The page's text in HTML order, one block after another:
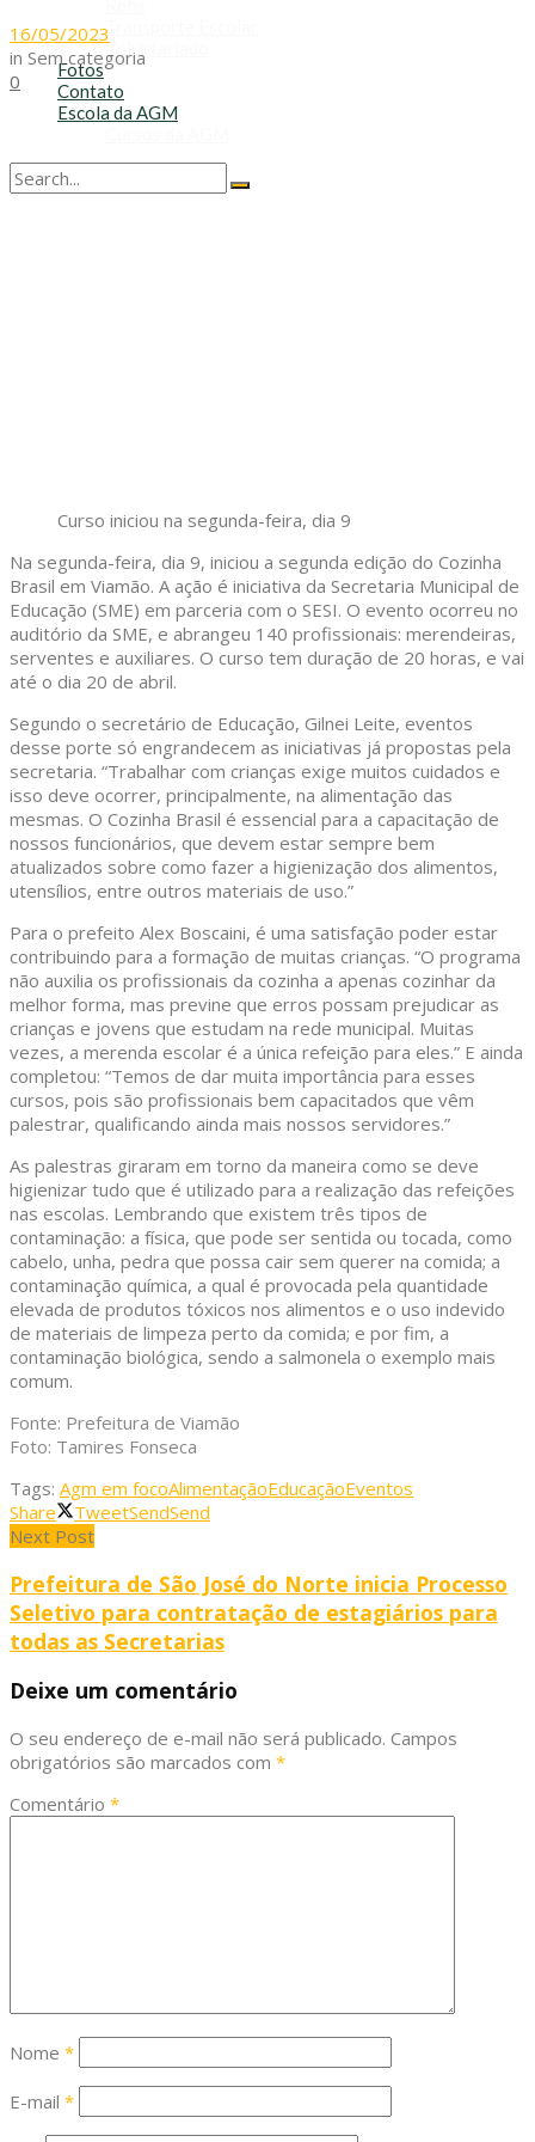
Transporte Escolar
Voluntariado
Fotos
Contato
Escola da AGM
16/05/2023
in Sem categoria
0
Curso iniciou na segunda-feira, dia 9
Na segunda-feira, dia 9, iniciou a segunda edição do Cozinha
Brasil em Viamão. A ação é iniciativa da Secretaria Municipal de
Educação (SME) em parceria com o SESI. O evento ocorreu no
auditório da SME, e abrangeu 140 profissionais: merendeiras,
serventes e auxiliares. O curso tem duração de 20 horas, e vai
até o dia 20 de abril.
Segundo o secretário de Educação, Gilnei Leite, eventos
desse porte só engrandecem as iniciativas já propostas pela
secretaria. “Trabalhar com crianças exige muitos cuidados e
isso deve ocorrer, principalmente, na alimentação das
mesmas. O Cozinha Brasil é essencial para a capacitação de
nossos funcionários, que devem estar sempre bem
atualizados sobre como fazer a higienização dos alimentos,
utensílios, entre outros materiais de uso.”
Para o prefeito Alex Boscaini, é uma satisfação poder estar
contribuindo para a formação de muitas crianças. “O programa
não auxilia os profissionais da cozinha a apenas cozinhar da
melhor forma, mas previne que erros possam prejudicar as
crianças e jovens que estudam na rede municipal. Muitas
vezes, a merenda escolar é a única refeição para eles.” E ainda
completou: “Temos de dar muita importância para esses
cursos, pois são profissionais bem capacitados que vêm
palestrar, qualificando ainda mais nossos servidores.”
As palestras giraram em torno da maneira como se deve
higienizar tudo que é utilizado para a realização das refeições
nas escolas. Lembrando que existem três tipos de
contaminação: a física, que pode ser sentida ou tocada, como
cabelo, unha, pedra que possa cair sem querer na comida; a
contaminação química, a qual é provocada pela quantidade
elevada de produtos tóxicos nos alimentos e o uso indevido
de materiais de limpeza perto da comida; e por fim, a
contaminação biológica, sendo a salmonela o exemplo mais
comum.
Fonte: Prefeitura de Viamão
Foto: Tamires Fonseca
Tags: Agm em focoAlimentaçãoEducaçãoEventos
Share
TweetSendSend
Next Post
Prefeitura de São José do Norte inicia Processo
Seletivo para contratação de estagiários para
todas as Secretarias
Deixe um comentário
O seu endereço de e-mail não será publicado. Campos
obrigatórios são marcados com *
Comentário *
Nome *
E-mail *